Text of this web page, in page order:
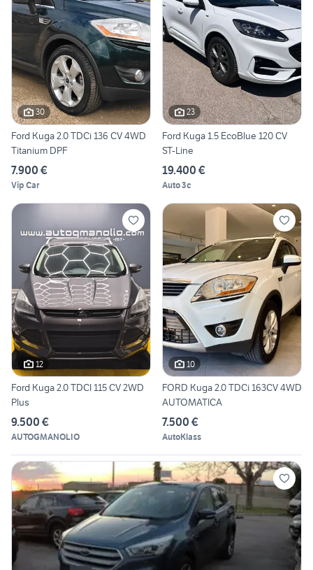
30
Ford Kuga 2.0 TDCi 136 CV 4WD
Titanium DPF
7.900 €
Vip Car
23
Ford Kuga 1.5 EcoBlue 120 CV
ST-Line
19.400 €
Auto 3c
12
Ford Kuga 2.0 TDCI 115 CV 2WD
Plus
9.500 €
AUTOGMANOLIO
10
FORD Kuga 2.0 TDCi 163CV 4WD
AUTOMATICA
7.500 €
AutoKlass